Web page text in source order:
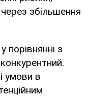
збільшення
порівнянні з
умови в